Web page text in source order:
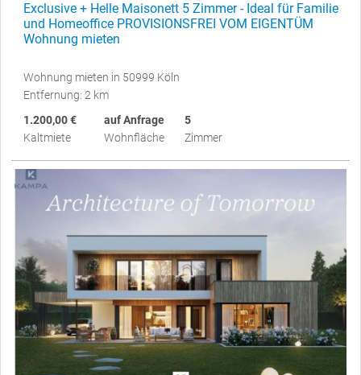
Exclusive + Helle Maisonett 5 Zimmer - Ideal für Familie
und Homeoffice PROVISIONSFREI VOM EIGENTÜM
Wohnung mieten
Wohnung mieten in 50999 Köln
Entfernung: 2 km
1.200,00 €
Kaltmiete
auf Anfrage
Wohnfläche
5
Zimmer